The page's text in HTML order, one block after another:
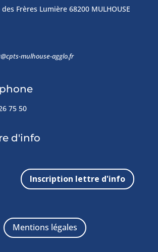
Frères Lumière 68200 MULHOUSE
mulhouse-agglo.fr
75 50
d'info
Inscription lettre d'info
Mentions légales